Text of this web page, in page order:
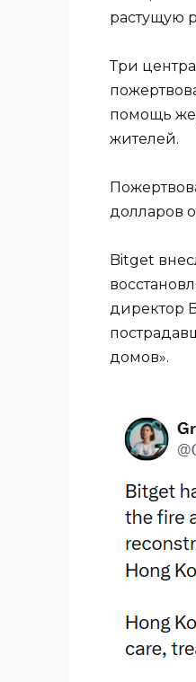
растущую
Три
помощь
жителей.
долларов
Bitget
директор
домов».